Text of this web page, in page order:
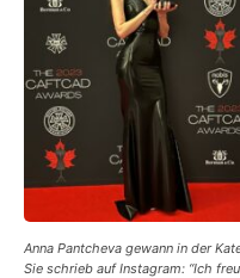
Anna Pantcheva gewann in der
Sie schrieb auf Instagram: “Ich